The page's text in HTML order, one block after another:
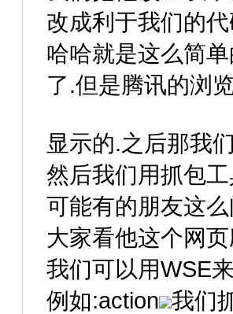
改成利于我们的
哈哈就是这么简
了.但是腾讯的浏
显示的.之后那我
然后我们用抓包
可能有的朋友这
大家看他这个网
我们可以用WSE
例如:action 我们